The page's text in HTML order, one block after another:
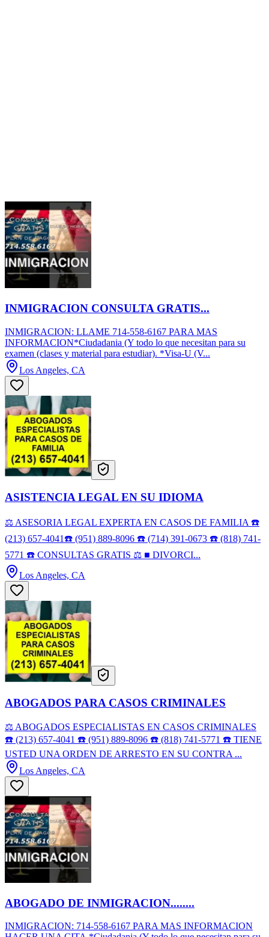
INMIGRACION CONSULTA GRATIS...
INMIGRACION: LLAME 714-558-6167 PARA MAS
INFORMACION*Ciudadania (Y todo lo que necesitan para su
examen (clases y material para estudiar). *Visa-U (V...
Los Angeles, CA
ASISTENCIA LEGAL EN SU IDIOMA
⚖️ ASESORIA LEGAL EXPERTA EN CASOS DE FAMILIA ☎️
(213) 657-4041☎️ (951) 889-8096 ☎️ (714) 391-0673 ☎️ (818) 741-
5771 ☎️ CONSULTAS GRATIS ⚖️ ■ DIVORCI...
Los Angeles, CA
ABOGADOS PARA CASOS CRIMINALES
⚖️ ABOGADOS ESPECIALISTAS EN CASOS CRIMINALES
☎️ (213) 657-4041 ☎️ (951) 889-8096 ☎️ (818) 741-5771 ☎️ TIENE
USTED UNA ORDEN DE ARRESTO EN SU CONTRA ...
Los Angeles, CA
ABOGADO DE INMIGRACION........
INMIGRACION: 714-558-6167 PARA MAS INFORMACION